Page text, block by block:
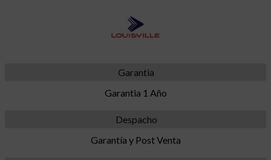
Garantia
Garantia 1 Año
Despacho
Garantía y Post Venta